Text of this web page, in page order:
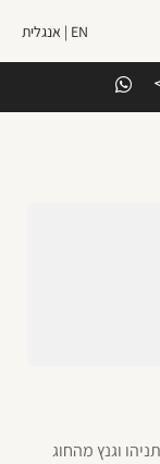
EN | אנגלית
וגנץ מהחוג